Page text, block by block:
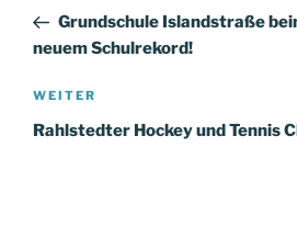
Beitrag
Grundschule Islandstraße
neuem Schulrekord!
Nächster
Beitrag
WEITER
Rahlstedter Hockey und Tennis